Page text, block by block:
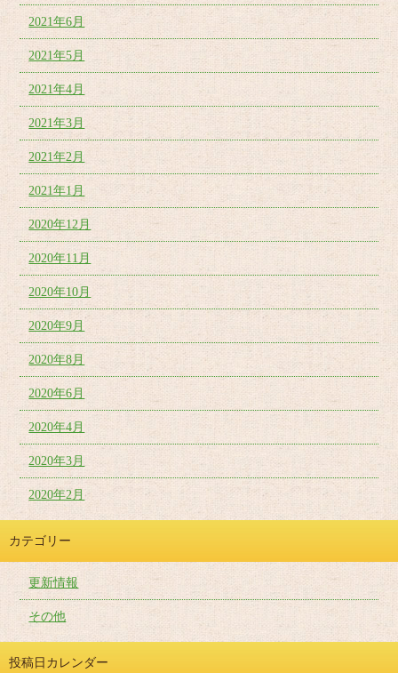
2021年6月
2021年5月
2021年4月
2021年3月
2021年2月
2021年1月
2020年12月
2020年11月
2020年10月
2020年9月
2020年8月
2020年6月
2020年4月
2020年3月
2020年2月
カテゴリー
更新情報
その他
投稿日カレンダー